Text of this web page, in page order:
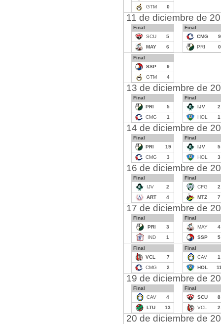
GTM
0
11 de diciembre de
Final
SCU
5
MAY
6
Final
CMG
9
PRI
0
Final
SSP
9
GTM
4
13 de diciembre de
Final
PRI
5
CMG
1
Final
IJV
2
HOL
1
14 de diciembre de
Final
PRI
19
CMG
3
Final
IJV
5
HOL
3
16 de diciembre de
Final
IJV
2
ART
4
Final
CFG
2
MTZ
7
17 de diciembre de
Final
PRI
3
IND
1
Final
MAY
4
SSP
5
Final
VCL
7
CMG
2
Final
CAV
1
HOL
19 de diciembre de
Final
CAV
4
LTU
13
Final
SCU
8
VCL
2
20 de diciembre de